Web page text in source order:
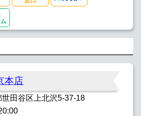
本店
田谷区上北沢5-37-18